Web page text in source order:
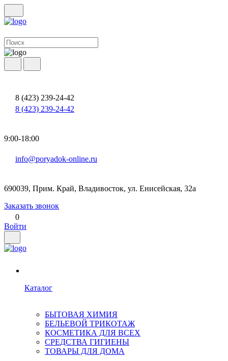
8 (423) 239-24-42
8 (423) 239-24-42
9:00-18:00
info@poryadok-online.ru
690039, Прим. Край, Владивосток, ул. Енисейская, 32а
Заказать звонок
0
Войти
Каталог
БЫТОВАЯ ХИМИЯ
БЕЛЬЕВОЙ ТРИКОТАЖ
КОСМЕТИКА ДЛЯ ВСЕХ
СРЕДСТВА ГИГИЕНЫ
ТОВАРЫ ДЛЯ ДОМА